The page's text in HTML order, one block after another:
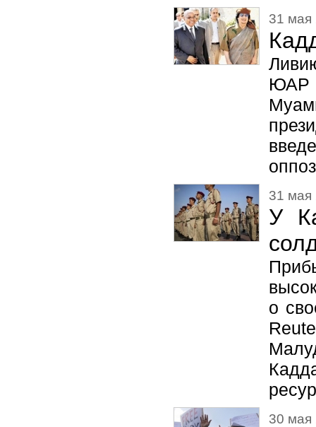
31 мая
ЮАР
31 мая
У
о
30 мая